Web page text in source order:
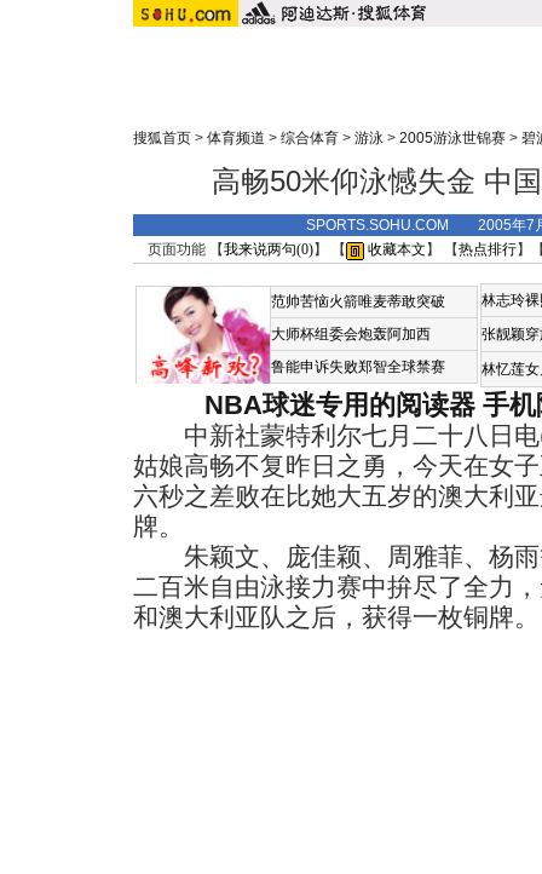
搜狐首页 > 体育频道 > 综合体育 > 游泳 > 2005游泳世锦赛 > 碧
高畅50米仰泳憾失金 中
SPORTS.SOHU.COM 2005年7
页面功能 【我来说两句(0)】 【 收藏本文 】 【热点排行】
范帅苦恼火箭唯麦蒂敢突破
大师杯组委会炮轰阿加西
鲁能申诉失败郑智全球禁赛
林志玲
张靓颖
林忆莲
NBA球迷专用的阅读器 手
中新社蒙特利尔七月二十八日电
姑娘高畅不复昨日之勇，今天在女
六秒之差败在比她大五岁的澳大利
牌。
朱颖文、庞佳颖、周雅菲、杨雨
二百米自由泳接力赛中拚尽了全力
和澳大利亚队之后，获得一枚铜牌。